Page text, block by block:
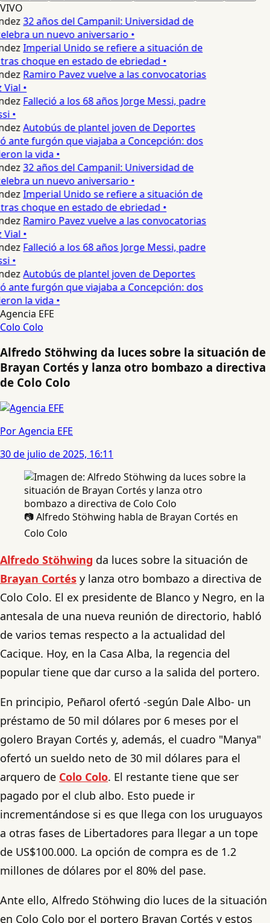
VIVO
32 años del Campanil: Universidad de
un nuevo aniversario •
Imperial Unido se refiere a situación de
choque en estado de ebriedad •
Ramiro Pavez vuelve a las convocatorias
•
Falleció a los 68 años Jorge Messi, padre
•
Autobús de plantel joven de Deportes
ante furgón que viajaba a Concepción: dos
la vida •
32 años del Campanil: Universidad de
un nuevo aniversario •
Imperial Unido se refiere a situación de
choque en estado de ebriedad •
Ramiro Pavez vuelve a las convocatorias
•
Falleció a los 68 años Jorge Messi, padre
•
Autobús de plantel joven de Deportes
ante furgón que viajaba a Concepción: dos
la vida •
Agencia EFE
Colo Colo
Alfredo Stöhwing da luces sobre la situación de
Brayan Cortés y lanza otro bombazo a directiva
de Colo Colo
Por Agencia EFE
30 de julio de 2025, 16:11
📷 Alfredo Stöhwing habla de Brayan Cortés en
Colo Colo
Alfredo Stöhwing da luces sobre la situación de
Brayan Cortés y lanza otro bombazo a directiva de
Colo Colo. El ex presidente de Blanco y Negro, en la
antesala de una nueva reunión de directorio, habló
de varios temas respecto a la actualidad del
Cacique. Hoy, en la Casa Alba, la regencia del
popular tiene que dar curso a la salida del portero.
En principio, Peñarol ofertó -según Dale Albo- un
préstamo de 50 mil dólares por 6 meses por el
golero Brayan Cortés y, además, el cuadro "Manya"
ofertó un sueldo neto de 30 mil dólares para el
arquero de Colo Colo. El restante tiene que ser
pagado por el club albo. Esto puede ir
incrementándose si es que llega con los uruguayos
a otras fases de Libertadores para llegar a un tope
de US$100.000. La opción de compra es de 1.2
millones de dólares por el 80% del pase.
Ante ello, Alfredo Stöhwing dio luces de la situación
en Colo Colo por el portero Brayan Cortés y estos